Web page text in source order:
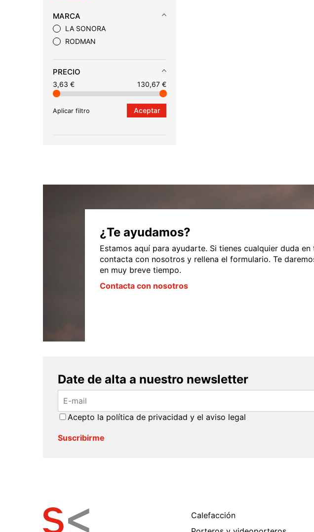
MARCA
LA SONORA
RODMAN
PRECIO
3,63 € 130,67 €
Aplicar filtro Aceptar
¿Te ayudamos?
Estamos aquí para ayudarte. Si tienes cualquier duda en
contacta con nosotros y rellena el formulario. Te
en muy breve tiempo.
Contacta con nosotros
Date de alta a nuestro newsletter
Acepto la política de privacidad y el aviso legal
Calefacción